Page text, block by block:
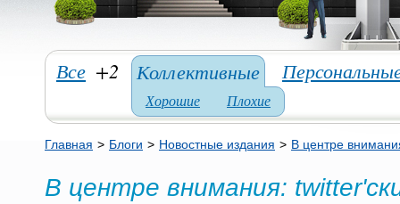
Все +2 Коллективные
Хорошие Плохие
Главная > Блоги > Новостные издания > В центре
В центре внимания: